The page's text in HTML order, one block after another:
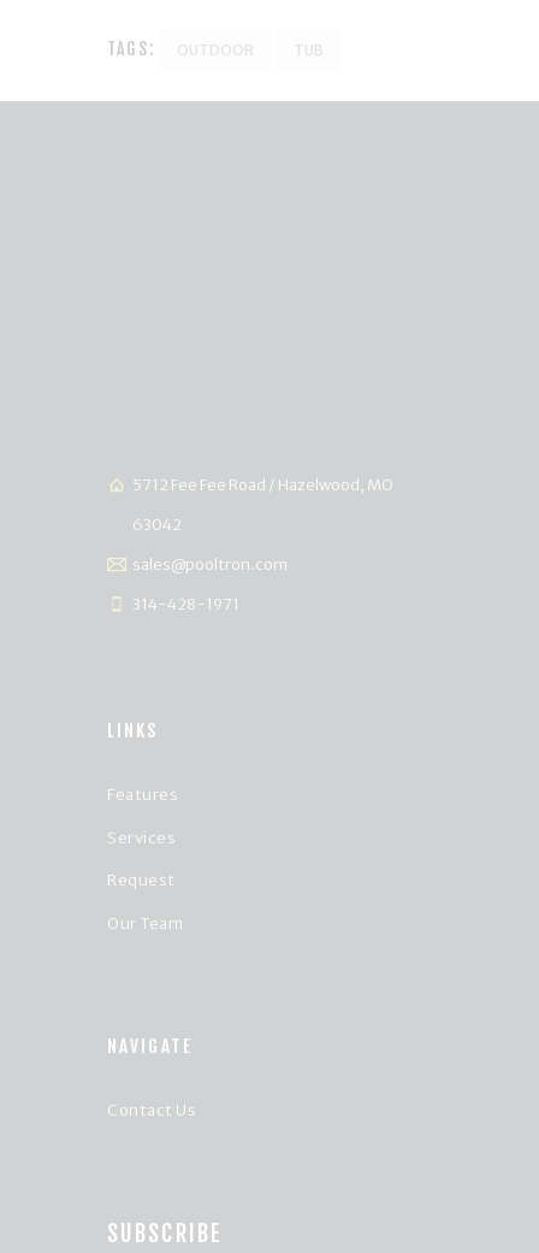
TAGS: OUTDOOR TUB
5712 Fee Fee Road / Hazelwood, MO
63042
sales@pooltron.com
314-428-1971
LINKS
Features
Services
Request
Our Team
NAVIGATE
Contact Us
SUBSCRIBE